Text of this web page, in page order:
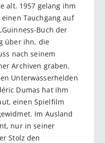
alt. 1957 gelang ihm
Tauchgang auf
Buch der
über ihn, die
nach seinem
Archiven graben.
Unterwasserhelden
Dumas hat ihm
einen Spielfilm
Im Ausland
nur in seiner
Stolz den